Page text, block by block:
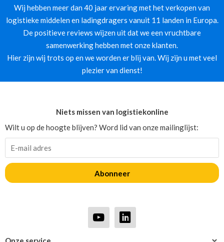
Wij hebben meer dan 40 jaar ervaring met het verkopen van
logistieke middelen en ladingdragers vanuit 11 landen in Europa.
De positieve reviews wijzen uit dat we een vruchtbare
samenwerking hebben met onze klanten.
Hier zijn wij trots op en we worden er blij van. Wij zijn u met veel
plezier van dienst!
Niets missen van logistiekonline
Wilt u op de hoogte blijven? Word lid van onze mailinglijst:
Abonneer